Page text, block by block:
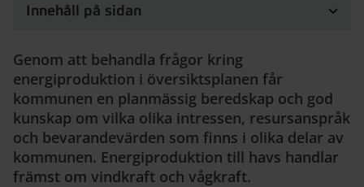
Innehåll på sidan
Genom att behandla frågor kring
energiproduktion i översiktsplanen får
kommunen en planmässig beredskap och god
kunskap om vilka olika intressen, resursanspråk
och bevarandevärden som finns i olika delar av
kommunen. Energiproduktion till havs handlar
främst om vindkraft och vågkraft.